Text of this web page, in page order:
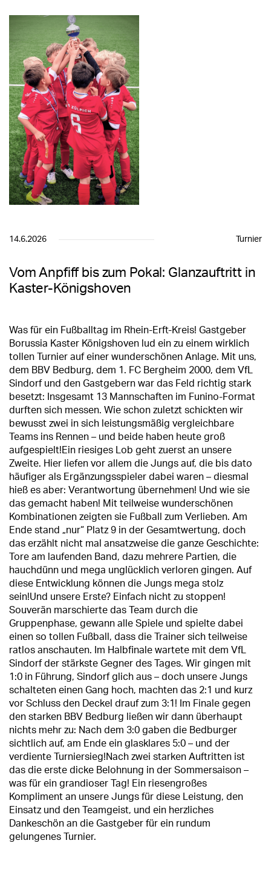
14.6.2026 Turnier
Vom Anpfiff bis zum Pokal: Glanzauftritt in
Kaster-Königshoven
Was für ein Fußballtag im Rhein-Erft-Kreis! Gastgeber
Borussia Kaster Königshoven lud ein zu einem wirklich
tollen Turnier auf einer wunderschönen Anlage. Mit uns,
dem BBV Bedburg, dem 1. FC Bergheim 2000, dem VfL
Sindorf und den Gastgebern war das Feld richtig stark
besetzt: Insgesamt 13 Mannschaften im Funino-Format
durften sich messen. Wie schon zuletzt schickten wir
bewusst zwei in sich leistungsmäßig vergleichbare
Teams ins Rennen – und beide haben heute groß
aufgespielt!Ein riesiges Lob geht zuerst an unsere
Zweite. Hier liefen vor allem die Jungs auf, die bis dato
häufiger als Ergänzungsspieler dabei waren – diesmal
hieß es aber: Verantwortung übernehmen! Und wie sie
das gemacht haben! Mit teilweise wunderschönen
Kombinationen zeigten sie Fußball zum Verlieben. Am
Ende stand „nur“ Platz 9 in der Gesamtwertung, doch
das erzählt nicht mal ansatzweise die ganze Geschichte:
Tore am laufenden Band, dazu mehrere Partien, die
hauchdünn und mega unglücklich verloren gingen. Auf
diese Entwicklung können die Jungs mega stolz
sein!Und unsere Erste? Einfach nicht zu stoppen!
Souverän marschierte das Team durch die
Gruppenphase, gewann alle Spiele und spielte dabei
einen so tollen Fußball, dass die Trainer sich teilweise
ratlos anschauten. Im Halbfinale wartete mit dem VfL
Sindorf der stärkste Gegner des Tages. Wir gingen mit
1:0 in Führung, Sindorf glich aus – doch unsere Jungs
schalteten einen Gang hoch, machten das 2:1 und kurz
vor Schluss den Deckel drauf zum 3:1! Im Finale gegen
den starken BBV Bedburg ließen wir dann überhaupt
nichts mehr zu: Nach dem 3:0 gaben die Bedburger
sichtlich auf, am Ende ein glasklares 5:0 – und der
verdiente Turniersieg!Nach zwei starken Auftritten ist
das die erste dicke Belohnung in der Sommersaison –
was für ein grandioser Tag! Ein riesengroßes
Kompliment an unsere Jungs für diese Leistung, den
Einsatz und den Teamgeist, und ein herzliches
Dankeschön an die Gastgeber für ein rundum
gelungenes Turnier.